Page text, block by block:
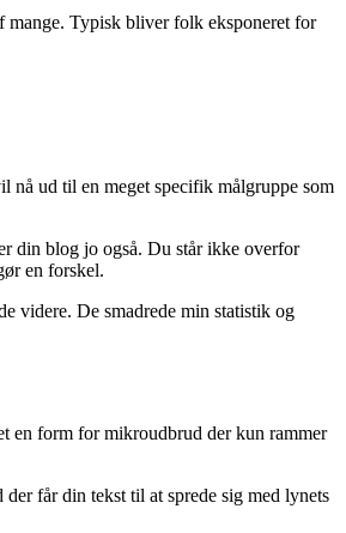
Typisk bliver folk eksponeret for
ud til en meget specifik målgruppe som
din blog jo også. Du står ikke overfor
en forskel.
videre. De smadrede min statistik og
en form for mikroudbrud der kun rammer
får din tekst til at sprede sig med lynets